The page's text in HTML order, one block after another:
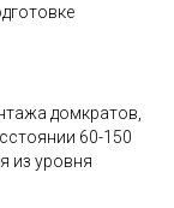
домкратов,
60-150
из уровня